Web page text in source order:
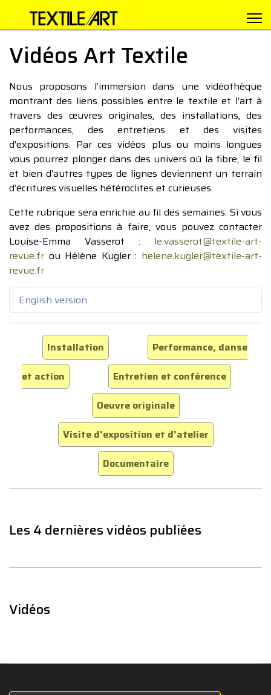
Vidéos Art Textile
Nous proposons l’immersion dans une vidéothèque
montrant des liens possibles entre le textile et l’art à
travers des œuvres originales, des installations, des
performances, des entretiens et des visites
d’expositions. Par ces vidéos plus ou moins longues
vous pourrez plonger dans des univers où la fibre, le fil
et bien d’autres types de lignes deviennent un terrain
d’écritures visuelles hétéroclites et curieuses.
Cette rubrique sera enrichie au fil des semaines. Si vous
avez des propositions à faire, vous pouvez contacter
Louise-Emma Vasserot : le.vasserot@textile-art-
revue.fr ou Hélène Kugler : helene.kugler@textile-art-
revue.fr
English version
Installation
Performance, danse
et action
Entretien et conférence
Oeuvre originale
Visite d'exposition et d'atelier
Documentaire
Les 4 dernières vidéos publiées
Vidéos